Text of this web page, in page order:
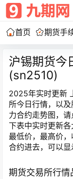
首页 期货手
沪锡期货今
(sn2510)
2025年实时更新
所今日行情，以
力合约走势图，请
下表中实时更新各
最低价，最高价
合约进去，可以显
期货交易所行情